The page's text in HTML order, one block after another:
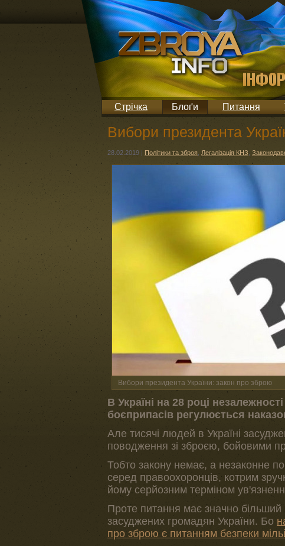
Стрічка Блоґи Питання
Вибори президента
28.02.2019 | Політики та зброя Легалізація КНЗ
Вибори президента України: закон про зброю
В Україні на 28 році
боєприпасів регулюється
Але тисячі людей в Україні
поводження зі зброєю, бойовими
Тобто закону немає, а незаконне
серед правоохоронців, котрим
йому серйозним терміном
Проте питання має значно більший
засуджених громадян України. Бо
про зброю є питанням безпеки